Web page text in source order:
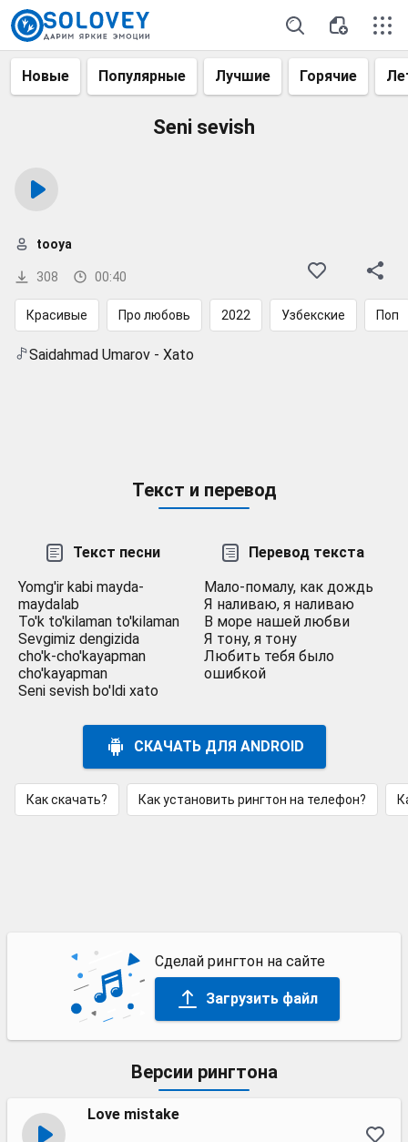
Новые Популярные Лучшие Горячие
Seni sevish
308 00:40
tooya
Красивые Про любовь 2022 Узбекские Поп
Saidahmad Umarov - Xato
Текст и перевод
Текст песни
Перевод текста
Yomg'ir kabi mayda-
maydalab
To'k to'kilaman to'kilaman
Sevgimiz dengizida
cho'k-cho'kayapman
cho'kayapman
Seni sevish bo'ldi xato
Мало-помалу, как дождь
Я наливаю, я наливаю
В море нашей любви
Я тону, я тону
Любить тебя было
ошибкой
СКАЧАТЬ ДЛЯ ANDROID
Как скачать? Как установить рингтон на телефон?
Сделай рингтон на сайте
Загрузить файл
Версии рингтона
Love mistake